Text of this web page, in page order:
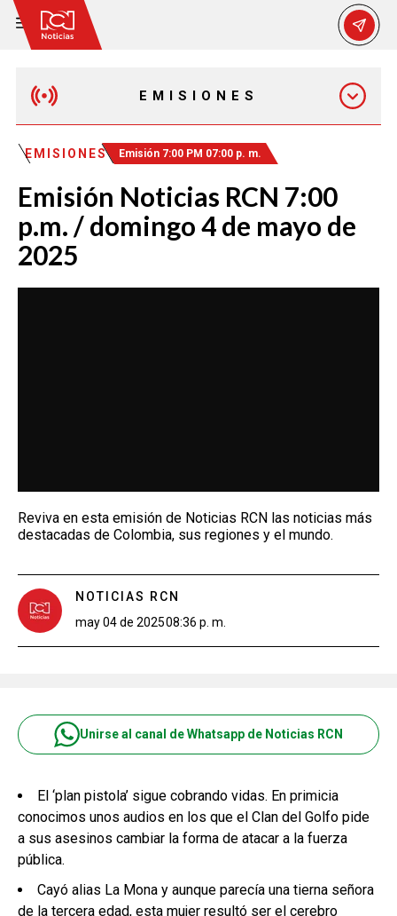
EMISIONES
MAÑANA EXPRESS
EMISIÓN 12:30 PM
EMISIONES Emisión 7:00 PM 07:00 p. m.
Emisión Noticias RCN 7:00
p.m. / domingo 4 de mayo de
2025
Reviva en esta emisión de Noticias RCN las noticias más
destacadas de Colombia, sus regiones y el mundo.
NOTICIAS RCN
may 04 de 202508:36 p. m.
Unirse al canal de Whatsapp de Noticias RCN
El ‘plan pistola’ sigue cobrando vidas. En primicia
conocimos unos audios en los que el Clan del Golfo pide
a sus asesinos cambiar la forma de atacar a la fuerza
pública.
Cayó alias La Mona y aunque parecía una tierna señora
de la tercera edad, esta mujer resultó ser el cerebro